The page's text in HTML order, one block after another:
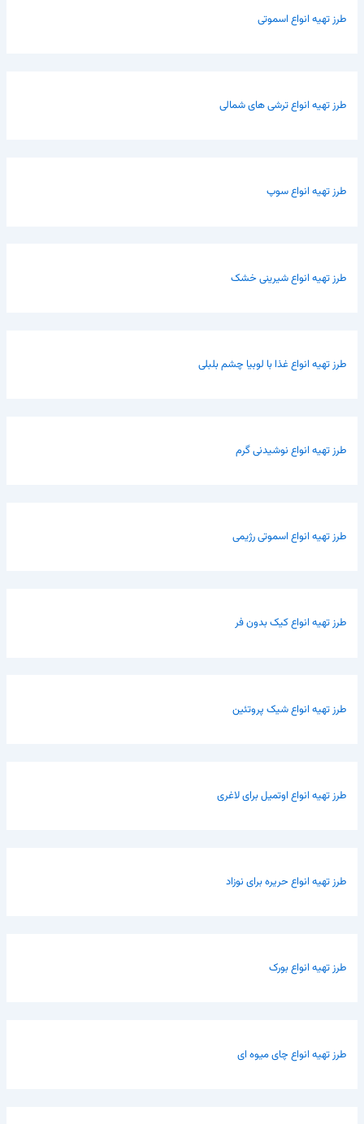
طرز تهیه انواع اسموتی
طرز تهیه انواع ترشی های شمالی
طرز تهیه انواع سوپ
طرز تهیه انواع شیرینی خشک
طرز تهیه انواع غذا با لوبیا چشم بلبلی
طرز تهیه انواع نوشیدنی گرم
طرز تهیه انواع اسموتی رژیمی
طرز تهیه انواع کیک بدون فر
طرز تهیه انواع شیک پروتئین
طرز تهیه انواع اوتمیل برای لاغری
طرز تهیه انواع حریره برای نوزاد
طرز تهیه انواع بورک
طرز تهیه انواع چای میوه ای